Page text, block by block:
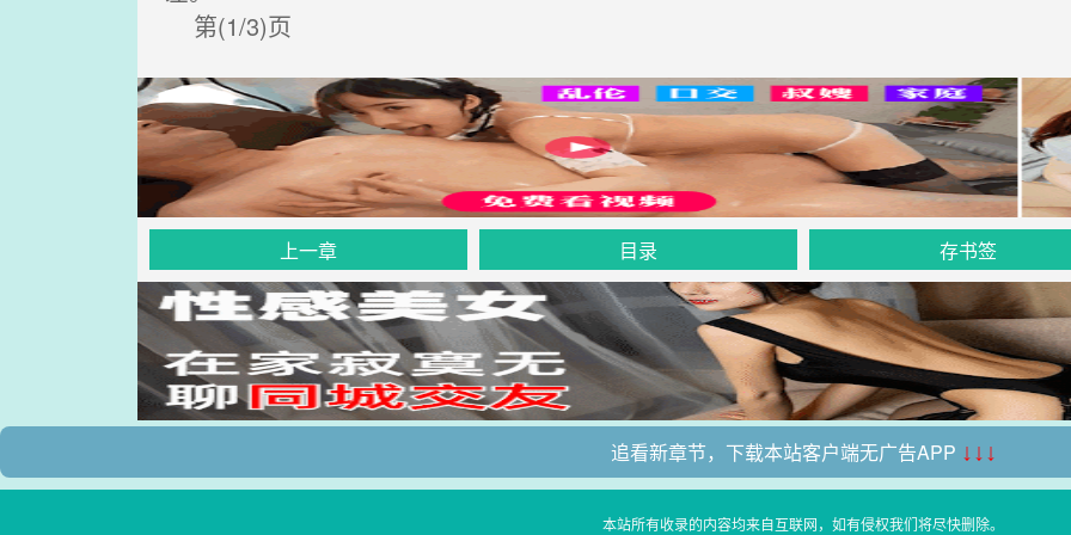
第(1/3)页
上一章 目录 存书签
追看新章节，下载本站客户端无广告APP ↓↓↓
本站所有收录的内容均来自互联网，如有侵权我们将尽快删除。